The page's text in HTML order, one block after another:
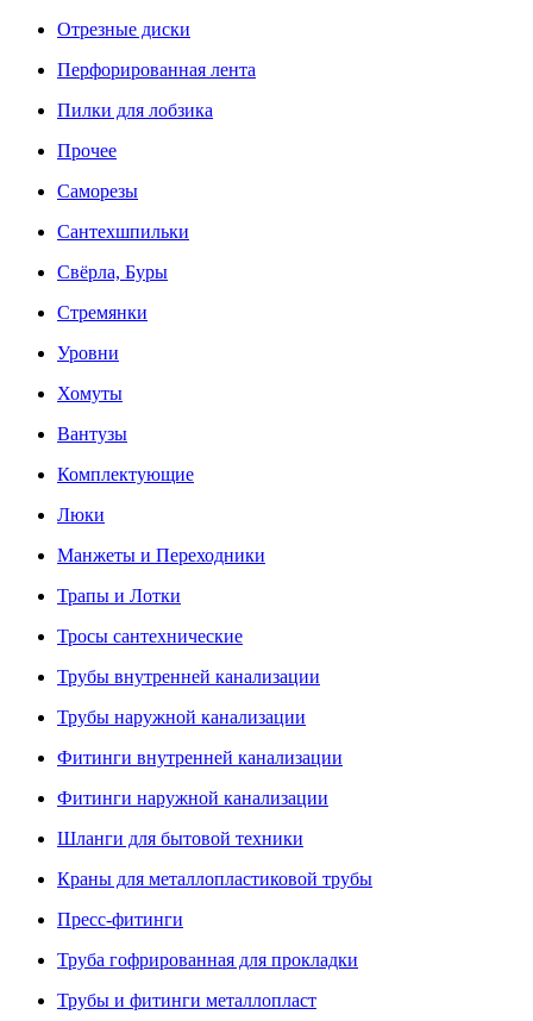
Отрезные диски
Перфорированная лента
Пилки для лобзика
Прочее
Саморезы
Сантехшпильки
Свёрла, Буры
Стремянки
Уровни
Хомуты
Вантузы
Комплектующие
Люки
Манжеты и Переходники
Трапы и Лотки
Тросы сантехнические
Трубы внутренней канализации
Трубы наружной канализации
Фитинги внутренней канализации
Фитинги наружной канализации
Шланги для бытовой техники
Краны для металлопластиковой трубы
Пресс-фитинги
Труба гофрированная для прокладки
Трубы и фитинги металлопласт